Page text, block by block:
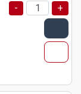
- +